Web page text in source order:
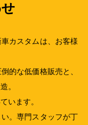
カスタムは、お客様
的な低価格販売と、
。
います。
。専門スタッフが丁